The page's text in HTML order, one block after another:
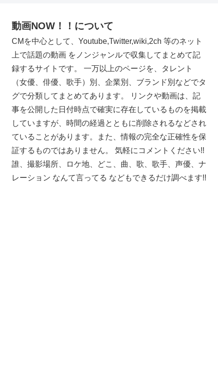
動画NOW！！について
CMを中心として、Youtube,Twitter,wiki,2ch 等のネット
上で話題の動画 をノンジャンルで収集してまとめて記
録するサイトです。 一万以上のページを、タレント
（女優、俳優、歌手）別、企業別、ブランド別などでタ
グで分類してまとめてあります。 リンクや動画は、記
事を公開した日付時点で確実に存在しているものを掲載
していますが、時間の経過とともに削除されるなどされ
ていることがあります。また、情報の完全な正確性を保
証するものではありません。 気軽にコメントください!!
誰、撮影場所、ロケ地、どこ、曲、歌、歌手、声優、ナ
レーション なんて言ってる などもできるだけ調べます!!